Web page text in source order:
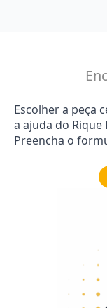
Escolher a peça
a ajuda do Rique
Preencha o